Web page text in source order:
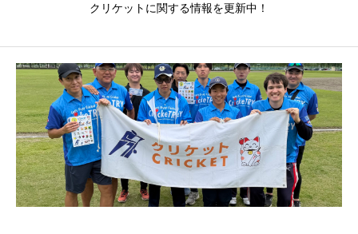
クリケットに関する情報を更新中！